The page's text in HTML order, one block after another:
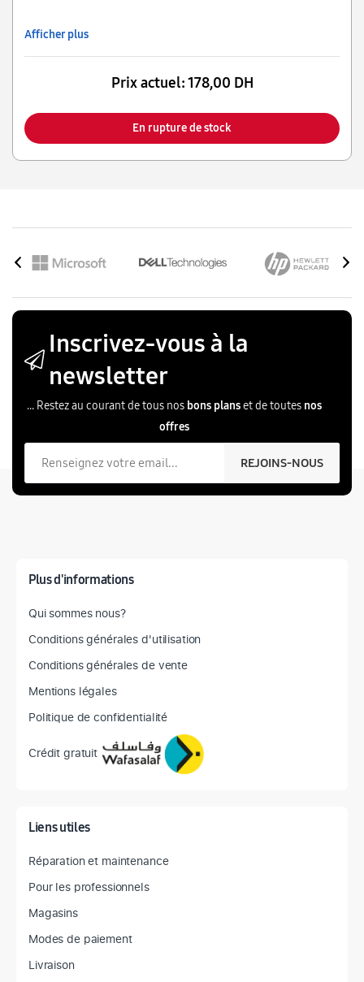
Afficher plus
Prix actuel:178,00 DH
En rupture de stock
Inscrivez-vous à la
newsletter
... Restez au courant de tous nos bons planset de toutes nos
offres
REJOINS-NOUS
Plus d'informations
Qui sommes nous?
Conditions générales d'utilisation
Conditions générales de vente
Mentions légales
Politique de confidentialité
Crédit gratuit
Liens utiles
Réparation et maintenance
Pour les professionnels
Magasins
Modes de paiement
Livraison